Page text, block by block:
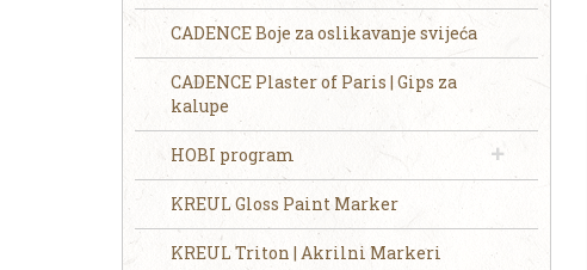
CADENCE Boje za oslikavanje svijeća
CADENCE Plaster of Paris | Gips za
kalupe
HOBI program
KREUL Gloss Paint Marker
KREUL Triton | Akrilni Markeri